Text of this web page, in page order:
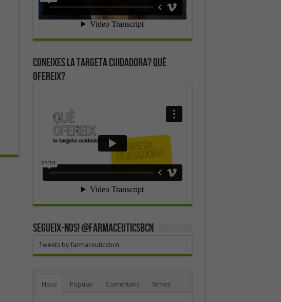
Coneixes la targeta cuidadora? Què
ofereix?
SEGUEIX-NOS! @farmaceuticsbcn
Tweets by farmaceuticsbcn
Nous Popular Comentaris Temes